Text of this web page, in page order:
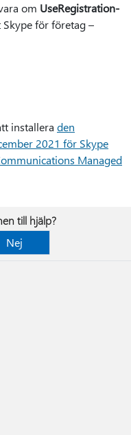
om UseRegistration-
för företag –
installera den
2021 för Skype
Managed
till hjälp?
Nej